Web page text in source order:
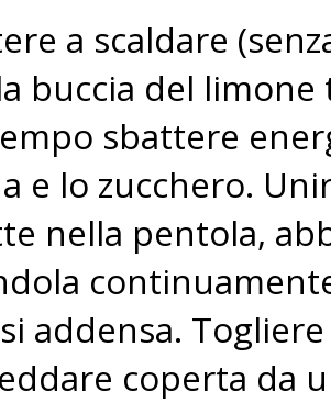
a scaldare
buccia del
sbattere
e lo zucchero.
nella pentola,
addensa.
coperta da